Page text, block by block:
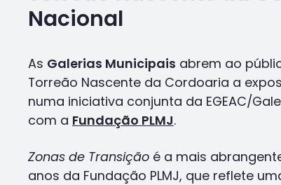
Nacional
As Galerias Municipais abrem ao
Torreão Nascente da Cordoaria a
numa iniciativa conjunta da EGEAC/
com a Fundação PLMJ.
Zonas de Transição é a mais
anos da Fundação PLMJ, que reflete